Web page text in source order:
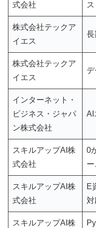
式会社
株式会社テックア
イエス
長
株式会社テックア
イエス
インターネット・
ビジネス・ジャパ
ン株式会社
AI
スキルアップAI株
式会社
0
スキルアップAI株
式会社
E
スキルアップAI株